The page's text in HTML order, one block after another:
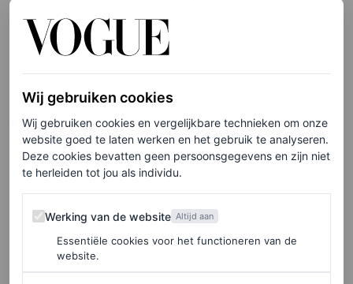
moeite hebben om volume te creëren.
Vraag om kortere stukken
Of het nu gaat om een ​​uitgegroeide pony of om wat
laagjes rond het gezicht, korter haar aan de voorkant kan
ervoor zorgen dat dun haar er dikker uitziet, onderstreept
Hersheson.
Gebruik ‘haarvuller’
“We worstelen vaak met dunner wordend haar rond de
Wij gebruiken cookies
Wij gebruiken cookies en vergelijkbare technieken om onze
website goed te laten werken en het gebruik te analyseren.
Deze cookies bevatten geen persoonsgegevens en zijn niet
te herleiden tot jou als individu.
Werking van de website
Werking van de website Altijd aan
Essentiële cookies voor het functioneren van de
website.